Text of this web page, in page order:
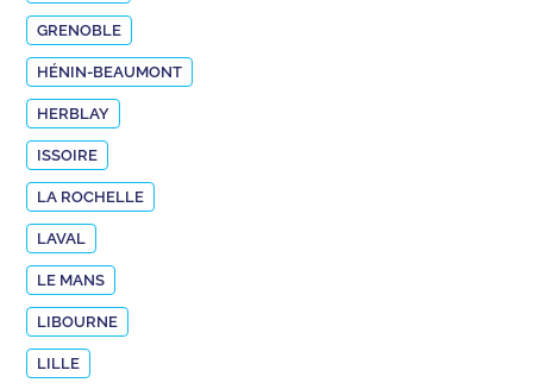
GRENOBLE
HÉNIN-BEAUMONT
HERBLAY
ISSOIRE
LA ROCHELLE
LAVAL
LE MANS
LIBOURNE
LILLE